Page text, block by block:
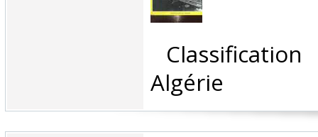
Algérie‎